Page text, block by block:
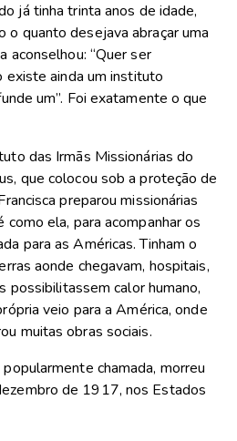
já tinha trinta anos de idade,
o quanto desejava abraçar uma
aconselhou: “Quer ser
existe ainda um instituto
um”. Foi exatamente o que
das Irmãs Missionárias do
que colocou sob a proteção de
preparou missionárias
ela, para acompanhar os
para as Américas. Tinham o
aonde chegavam, hospitais,
possibilitassem calor humano,
veio para a América, onde
muitas obras sociais.
chamada, morreu
de 1917, nos Estados